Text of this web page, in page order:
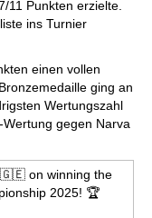
11 Punkten erzielte.
ins Turnier
einen vollen
ging an
Wertungszahl
gegen Narva
🇬🇪 on winning the
2025! 🏆